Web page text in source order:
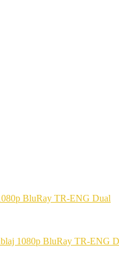
BluRay TR-ENG Dual
1080p BluRay TR-ENG